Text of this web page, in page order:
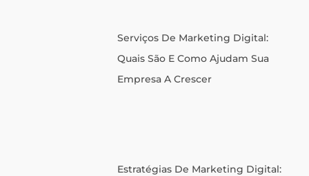
Serviços De Marketing Digital:
Quais São E Como Ajudam Sua
Empresa A Crescer
Estratégias De Marketing Digital: